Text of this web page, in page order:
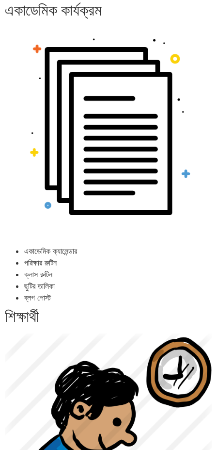
একাডেমিক কার্যক্রম
একাডেমিক ক্যালেন্ডার
পরিক্ষার রুটিন
ক্লাস রুটিন
ছুটির তালিকা
ব্লগ পোস্ট
শিক্ষার্থী